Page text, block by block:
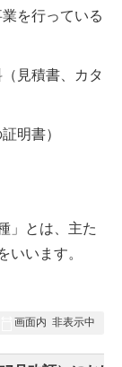
を行っている
見積書、カタ
明書）
」とは、主た
いいます。
画面内 非表示中